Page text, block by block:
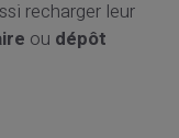
recharger leur
ou dépôt